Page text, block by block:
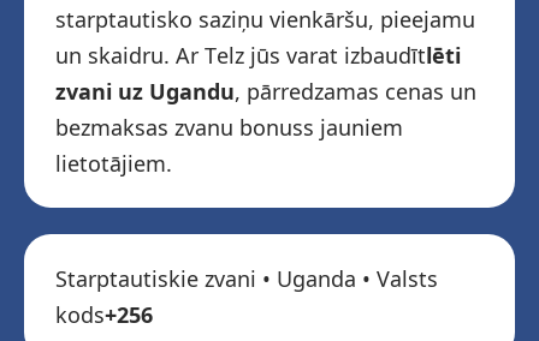
starptautisko saziņu vienkāršu, pieejamu
un skaidru. Ar Telz jūs varat izbaudītlēti
zvani uz Ugandu, pārredzamas cenas un
bezmaksas zvanu bonuss jauniem
lietotājiem.
Starptautiskie zvani • Uganda • Valsts
kods+256